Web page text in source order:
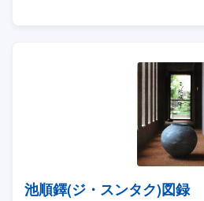
池順鐸(ジ・スンタク)図録